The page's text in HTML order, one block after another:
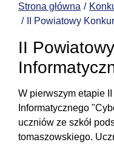
Strona główna
II Powiatowy
II
W pierwszym etapie
Informatycznego
uczniów ze szkół
tomaszowskiego.